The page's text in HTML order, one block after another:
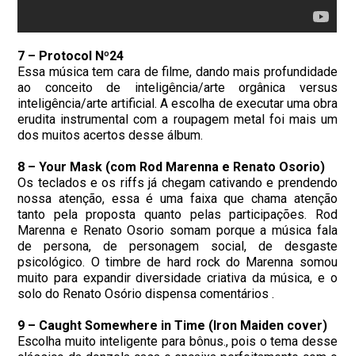
7 – Protocol Nº24
Essa música tem cara de filme, dando mais profundidade
ao conceito de inteligência/arte orgânica versus
inteligência/arte artificial. A escolha de executar uma obra
erudita instrumental com a roupagem metal foi mais um
dos muitos acertos desse álbum.
8 – Your Mask (com Rod Marenna e Renato Osorio)
Os teclados e os riffs já chegam cativando e prendendo
nossa atenção, essa é uma faixa que chama atenção
tanto pela proposta quanto pelas participações. Rod
Marenna e Renato Osorio somam porque a música fala
de persona, de personagem social, de desgaste
psicológico. O timbre de hard rock do Marenna somou
muito para expandir diversidade criativa da música, e o
solo do Renato Osório dispensa comentários .
9 – Caught Somewhere in Time (Iron Maiden cover)
Escolha muito inteligente para bônus., pois o tema desse